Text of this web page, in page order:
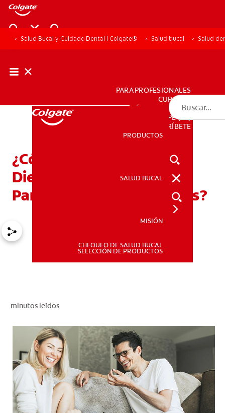
PRODUCTOS
SALUD BUCAL
PARA PROFESIONALES
DÓNDE COMPRAR
PE (ES)
PARA PROFESIONALES
CUPONES
DÓNDE COMPRAR
PE (ES)
SUSCRÍBETE
PRODUCTOS
SALUD BUCAL
MISIÓN
CHEQUEO DE SALUD BUCAL
SELECCIÓN DE PRODUCTOS
Salud Bucal y Cuidado Dental | Colgate® Salud bucal Salud
¿Cómo Puedo Cuidar Mis
Dientes Durante La
Pandemia Del Coronavirus?
minutos leídos